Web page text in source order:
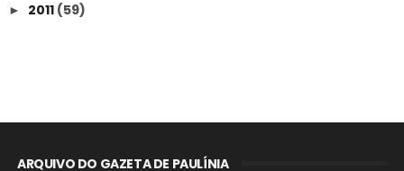
► 2011 (59)
ARQUIVO DO GAZETA DE PAULÍNIA